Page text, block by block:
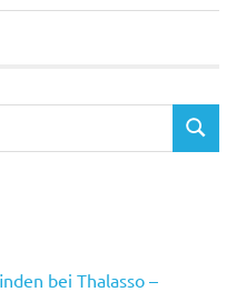
SEARCH
bei Thalasso –